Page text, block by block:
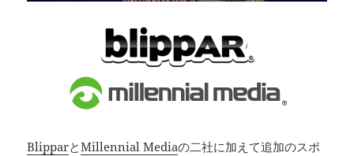
BlipparとMillennial Mediaの二社に加えて追加のスポ